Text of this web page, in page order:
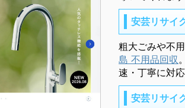
2025/8/5
安芸リサイ
粗大ごみや不
島 不用品回収
速・丁寧に対
安芸リサイ